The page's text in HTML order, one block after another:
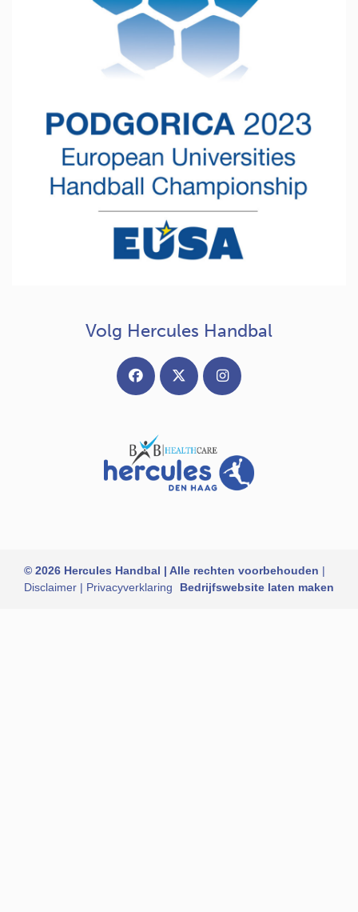
Volg Hercules Handbal
© 2026 Hercules Handbal | Alle rechten voorbehouden |
Disclaimer | Privacyverklaring Bedrijfswebsite laten maken